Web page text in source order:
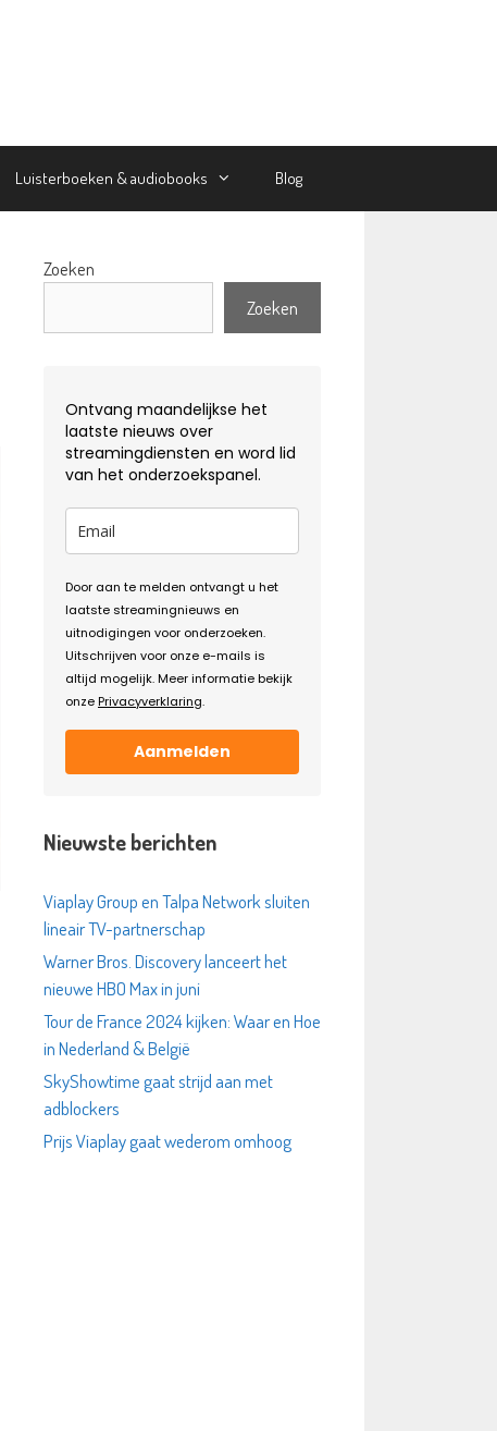
Luisterboeken & audiobooks Blog
Zoeken
Zoeken
Ontvang maandelijkse het
laatste nieuws over
streamingdiensten en word lid
van het onderzoekspanel.
Door aan te melden ontvangt u het
laatste streamingnieuws en
uitnodigingen voor onderzoeken.
Uitschrijven voor onze e-mails is
altijd mogelijk. Meer informatie bekijk
onzePrivacyverklaring.
Aanmelden
Nieuwste berichten
Viaplay Group en Talpa Network sluiten
lineair TV-partnerschap
Warner Bros. Discovery lanceert het
nieuwe HBO Max in juni
Tour de France 2024 kijken: Waar en Hoe
in Nederland & België
SkyShowtime gaat strijd aan met
adblockers
Prijs Viaplay gaat wederom omhoog